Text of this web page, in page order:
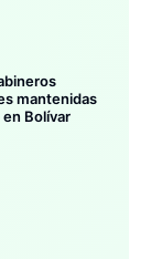
mantenidas
Bolívar